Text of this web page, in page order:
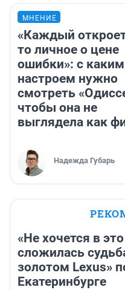
МНЕНИЕ
«Каждый
то личное о цене
ошибки»: с каким
настроем нужно
смотреть
чтобы она не
выглядела как
Надежда Губарь
«Не хочется в
сложилась
золотом Lexus»
Екатеринбурге